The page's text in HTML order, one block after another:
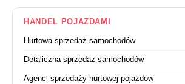
HANDEL POJAZDAMI
Hurtowa sprzedaż samochodów
Detaliczna sprzedaż samochodów
Agenci sprzedaży hurtowej pojazdów